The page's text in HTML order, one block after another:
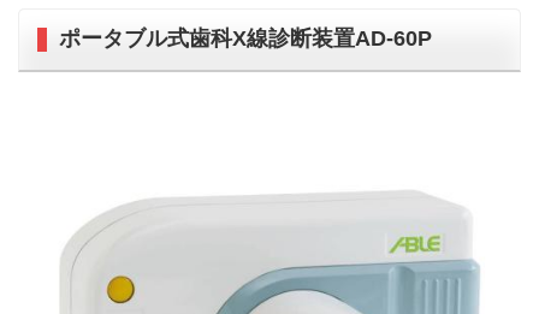
ポータブル式歯科X線診断装置AD-60P